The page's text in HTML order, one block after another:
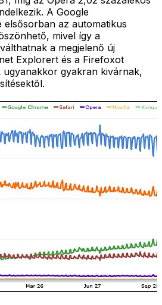
A Google
elsősorban az automatikus
mivel így a
a megjelenő új
Explorert és a Firefoxot
gyakran kivárnak,